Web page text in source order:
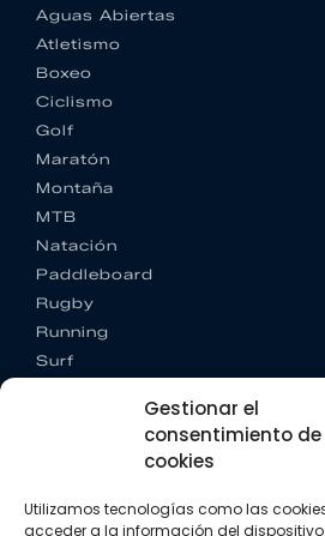
Gestionar el
consentimiento de
cookies
Utilizamos tecnologías como las
acceder a la información del
Aguas Abiertas
Atletismo
Boxeo
Ciclismo
Golf
Maratón
Montaña
MTB
Natación
Paddleboard
Rugby
Running
Surf
CONTACTO
+34 662 342 177